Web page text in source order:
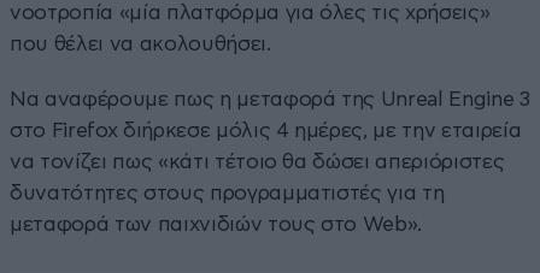
νοοτροπία «μία πλατφόρμα για όλες τις χρήσεις»
που θέλει να ακολουθήσει.
Να αναφέρουμε πως η μεταφορά της Unreal Engine 3
στο Firefox διήρκεσε μόλις 4 ημέρες, με την εταιρεία
να τονίζει πως «κάτι τέτοιο θα δώσει απεριόριστες
δυνατότητες στους προγραμματιστές για τη
μεταφορά των παιχνιδιών τους στο Web».